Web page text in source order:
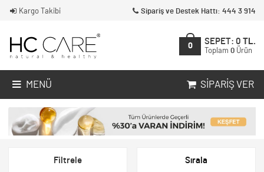
Kargo Takibi Sipariş ve Destek Hattı: 444 3 914
0
SEPET: 0 TL.
Toplam 0 Ürün
MENÜ SIPARIŞ VER
Filtrele Sırala